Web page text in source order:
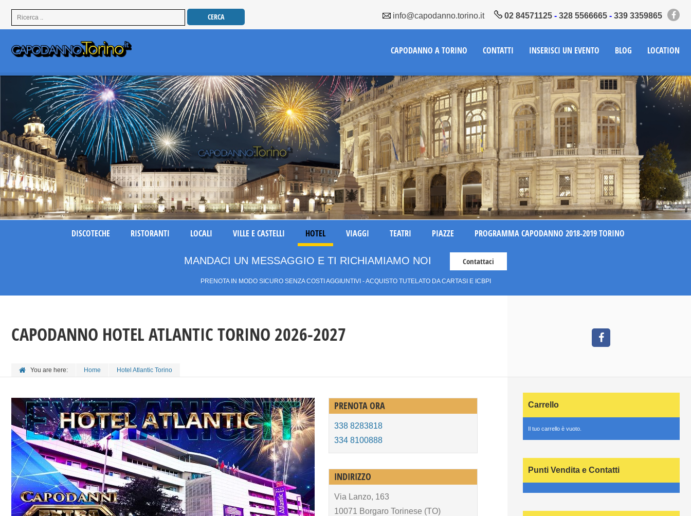
info@capodanno.torino.it 02 84571125 - 328 5566665 - 339 3359865
CAPODANNO A TORINO CONTATTI INSERISCI UN EVENTO BLOG LOCATION
DISCOTECHE RISTORANTI LOCALI VILLE E CASTELLI HOTEL VIAGGI TEATRI PIAZZE PROGRAMMA CAPODANNO 2018-2019 TORINO
MANDACI UN MESSAGGIO E TI RICHIAMIAMO NOI Contattaci
PRENOTA IN MODO SICURO SENZA COSTI AGGIUNTIVI - ACQUISTO TUTELATO DA CARTASI E ICBPI
CAPODANNO HOTEL ATLANTIC TORINO 2026-2027
You are here: Home Hotel Atlantic Torino
PRENOTA ORA
338 8283818
334 8100888
INDIRIZZO
Via Lanzo, 163
10071 Borgaro Torinese (TO)
Carrello
Il tuo carrello è vuoto.
Punti Vendita e Contatti